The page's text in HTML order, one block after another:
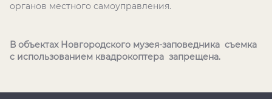
органов местного самоуправления.
В объектах Новгородского музея-заповедника съемка
с использованием квадрокоптера запрещена.